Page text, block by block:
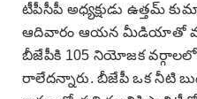
టీపీసీపీ అధ్యక్షుడు ఉత్తమ్
ఆదివారం ఆయన మీడియాతో
బీజేపీకి 105 నియోజక
రాలేదన్నారు. బీజేపీ ఒక నీటి